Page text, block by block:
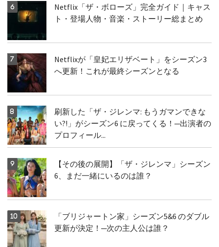
Netflix「ザ・ボローズ」完全ガイド｜キャス
ト・登場人物・音楽・ストーリー総まとめ
Netflixが「皇妃エリザベート」をシーズン3
へ更新！これが最終シーズンとなる
刷新した「ザ・ジレンマ: もうガマンできな
い?!」がシーズン6 に戻ってくる！─出演者の
プロフィール...
【その後の展開】「ザ・ジレンマ」シーズン
6、まだ一緒にいるのは誰？
「ブリジャートン家」シーズン5&6 のダブル
更新が決定！─次の主人公は誰？